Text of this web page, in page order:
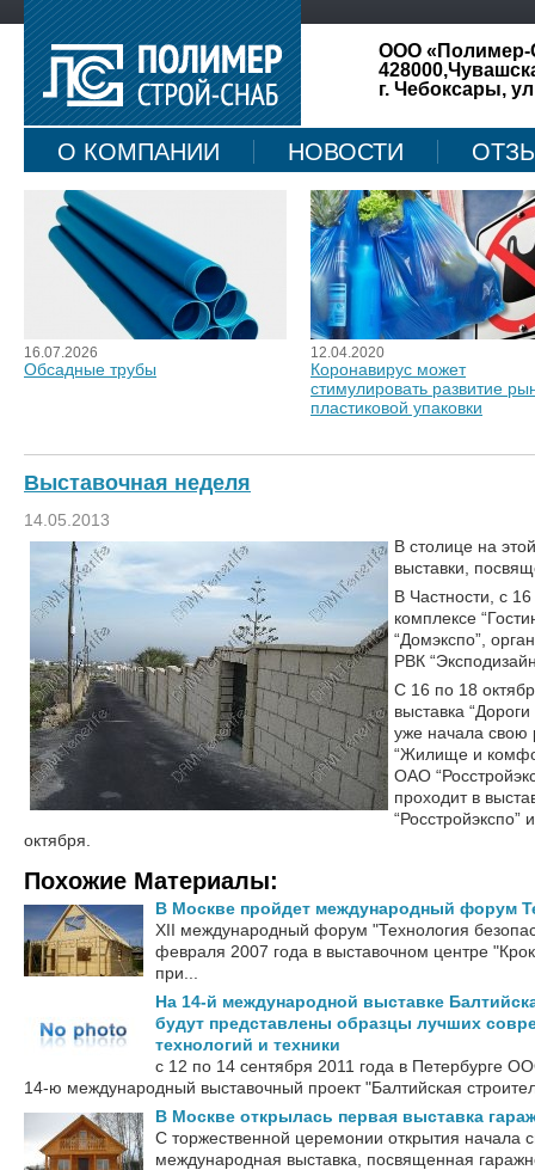
ООО «Полимер-
г. Чебоксары,
О КОМПАНИИ НОВОСТИ
КАРТА САЙТА
16.07.2026
Обсадные трубы
12.04.2020
Коронавирус может
стимулировать развитие
пластиковой упаковки
Выставочная неделя
14.05.2013
В столице на
выставки,
В Частности, с
комплексе
“Домэкспо”,
РВК
С 16 по 18
выставка
уже начала свою
“Жилище и
ОАО
проходит в
октября.
Похожие Материалы:
В Москве пройдет международный форум
ХII международный форум "Технология
февраля 2007 года в выставочном центре
при...
На 14-й международной выставке
будут представлены образцы лучших
технологий и техники
с 12 по 14 сентября 2011 года в Петербурге
14-ю международный выставочный проект "Балтийская
В Москве открылась первая выставка
С торжественной церемонии открытия начала
международная выставка, посвященная